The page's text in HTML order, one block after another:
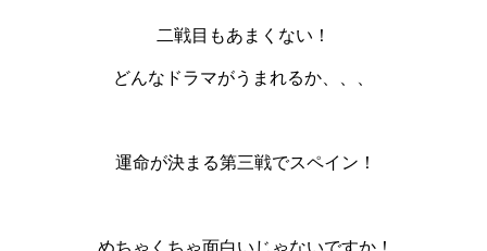
二戦目もあまくない！
どんなドラマがうまれるか、、、
運命が決まる第三戦でスペイン！
めちゃくちゃ面白いじゃないですか！